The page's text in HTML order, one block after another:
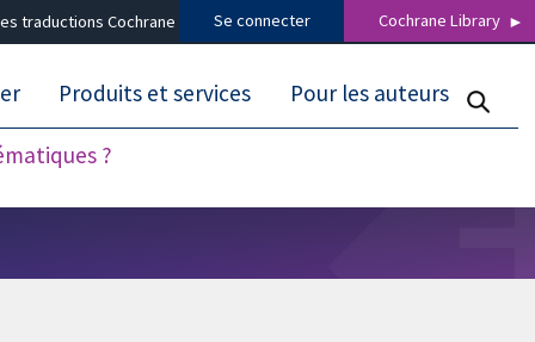
traductions Cochrane Se connecter Cochrane Library
?
Produits et services Pour les auteurs